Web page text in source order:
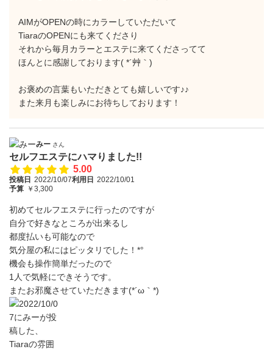
AIMがOPENの時にカラーしていただいて
TiaraのOPENにも来てくださり
それから毎月カラーとエステに来てくださってて
ほんとに感謝しております( *´艸｀)
お褒めの言葉もいただきとても嬉しいです♪♪
また来月も楽しみにお待ちしております！
みー さん
セルフエステにハマりました!!
5.00
投稿日 2022/10/07利用日 2022/10/01
予算 ￥3,300
初めてセルフエステに行ったのですが
自分で好きなところが出来るし
都度払いも可能なので
気分屋の私にはピッタリでした！*°
機会も操作簡単だったので
1人で気軽にできそうです。
またお邪魔させていただきます(*´ω｀*)